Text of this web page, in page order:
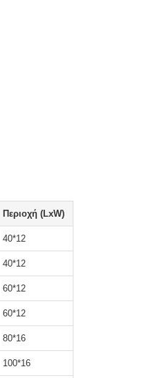
Περιοχή (LxW)
40*12
40*12
60*12
60*12
80*16
100*16